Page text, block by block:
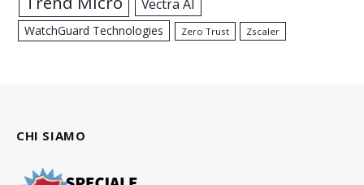
Vectra AI
WatchGuard Technologies Zero Trust Zscaler
CHI SIAMO